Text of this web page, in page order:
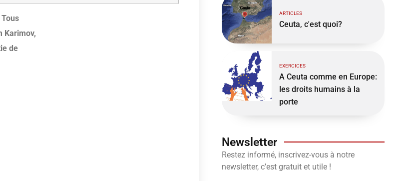
Karimov,
de
ARTICLES
Ceuta, c'est quoi?
EXERCICES
A Ceuta comme en Europe:
les droits humains à la
porte
Newsletter
Restez informé, inscrivez-vous à notre
newsletter, c’est gratuit et utile !